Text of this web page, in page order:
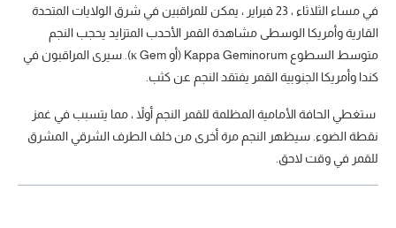
في مساء الثلاثاء ، 23 فبراير ، يمكن للمراقبين في شرق الولايات المتحدة
القارية وأمريكا الوسطى مشاهدة القمر الأحدب المتزايد يحجب النجم
متوسط السطوع Kappa Geminorum (أو κ Gem). سيرى المراقبون في
كندا وأمريكا الجنوبية القمر يفتقد النجم عن كثب.
ستغطي الحافة الأمامية المظلمة للقمر النجم أولاً ، مما يتسبب في غمز
نقطة الضوء. سيظهر النجم مرة أخرى من خلف الطرف الشرقي المشرق
للقمر في وقت لاحق.